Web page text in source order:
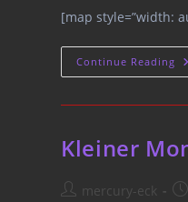
[map style=”width:
Continue Reading
Kleiner
Postmercury-eck